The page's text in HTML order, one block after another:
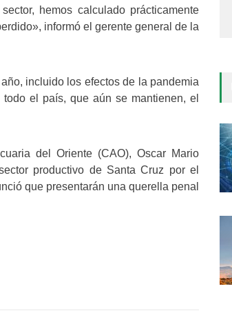
hemos calculado prácticamente
informó el gerente general de la
incluido los efectos de la pandemia
el país, que aún se mantienen, el
del Oriente (CAO), Oscar Mario
productivo de Santa Cruz por el
que presentarán una querella penal